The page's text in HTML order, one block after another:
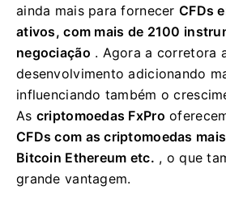
ainda mais para fornecer CFDs
ativos, com mais de 2100
negociação . Agora a corretora
desenvolvimento adicionando
influenciando também o
As criptomoedas FxPro
CFDs com as criptomoedas
Bitcoin Ethereum etc. , o que
grande vantagem.